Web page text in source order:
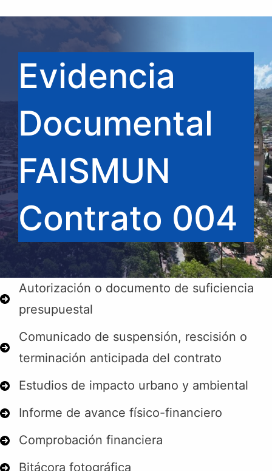
Evidencia
Documental
FAISMUN
Contrato 004
Autorización o documento de suficiencia
presupuestal
Comunicado de suspensión, rescisión o
terminación anticipada del contrato
Estudios de impacto urbano y ambiental
Informe de avance físico-financiero
Comprobación financiera
Bitácora fotográfica